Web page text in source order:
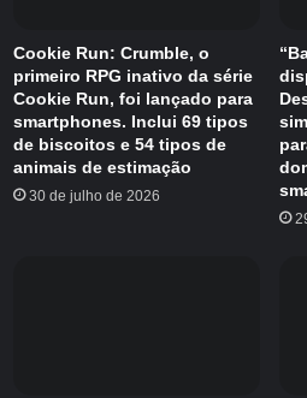
Cookie Run: Crumble, o
primeiro RPG inativo da série
Cookie Run, foi lançado para
smartphones. Inclui 69 tipos
de biscoitos e 54 tipos de
animais de estimação
30 de julho de 2026